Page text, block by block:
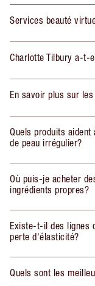
Services beauté
Charlotte Tilbury a-t-
En savoir plus sur
Quels produits
de peau irrégulier?
Où puis-je acheter
ingrédients propres?
Existe-t-il des lignes
perte d'élasticité?
Quels sont les